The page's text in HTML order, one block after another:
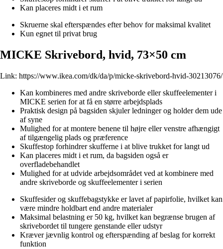
Kan placeres midt i et rum
Skruerne skal efterspændes efter behov for maksimal kvalitet
Kun egnet til privat brug
MICKE Skrivebord, hvid, 73×50 cm
Link: https://www.ikea.com/dk/da/p/micke-skrivebord-hvid-30213076/
Kan kombineres med andre skriveborde eller skuffeelementer i
MICKE serien for at få en større arbejdsplads
Praktisk design på bagsiden skjuler ledninger og holder dem ude
af syne
Mulighed for at montere benene til højre eller venstre afhængigt
af tilgængelig plads og præference
Skuffestop forhindrer skufferne i at blive trukket for langt ud
Kan placeres midt i et rum, da bagsiden også er
overfladebehandlet
Mulighed for at udvide arbejdsområdet ved at kombinere med
andre skriveborde og skuffeelementer i serien
Skuffesider og skuffebagstykke er lavet af papirfolie, hvilket kan
være mindre holdbart end andre materialer
Maksimal belastning er 50 kg, hvilket kan begrænse brugen af
skrivebordet til tungere genstande eller udstyr
Kræver jævnlig kontrol og efterspænding af beslag for korrekt
funktion